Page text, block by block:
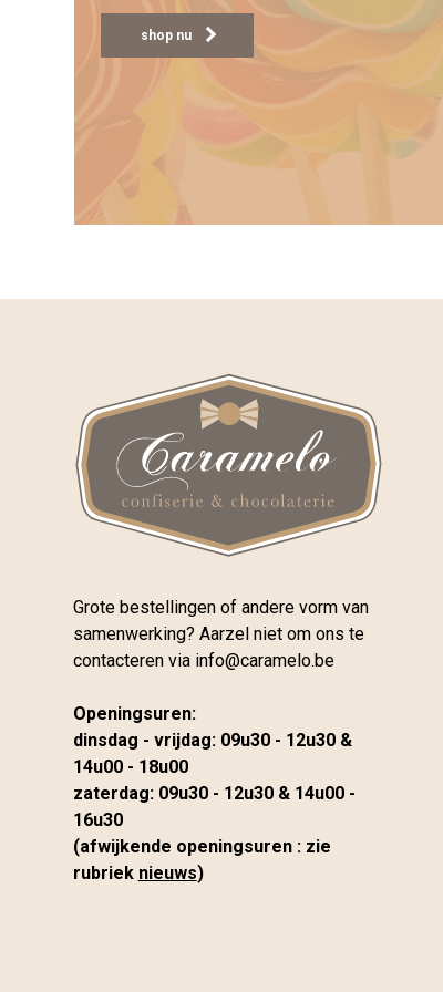
shop nu
Grote bestellingen of andere vorm van
samenwerking? Aarzel niet om ons te
contacteren via info@caramelo.be
Openingsuren:
dinsdag - vrijdag: 09u30 - 12u30 &
14u00 - 18u00
zaterdag: 09u30 - 12u30 & 14u00 -
16u30
(afwijkende openingsuren : zie
rubriek nieuws)